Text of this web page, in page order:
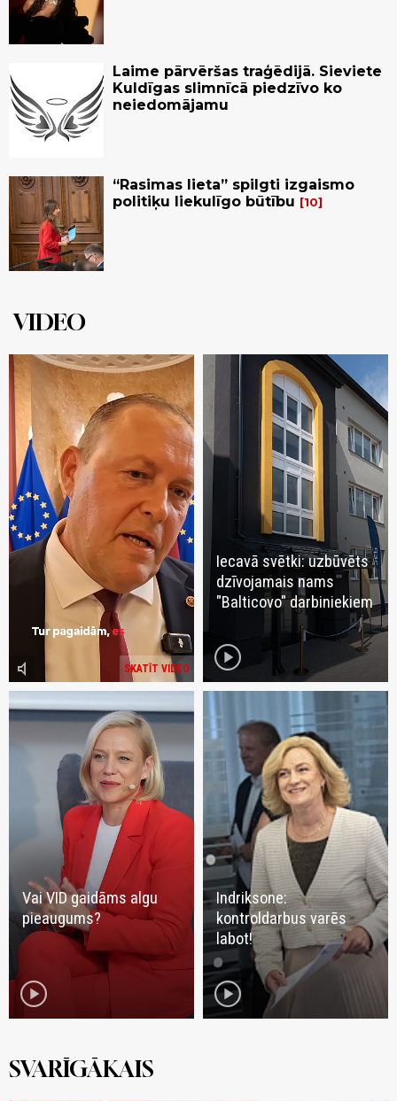
Laime pārvēršas traģēdijā. Sieviete
Kuldīgas slimnīcā piedzīvo ko
neiedomājamu
“Rasimas lieta” spilgti izgaismo
politiķu liekulīgo būtību
10
VIDEO
SKATĪT VIDEO
volume_mute
Iecavā svētki: uzbūvēts
dzīvojamais nams
"Balticovo" darbiniekiem
play_circle
Vai VID gaidāms algu
pieaugums?
play_circle
Indriksone:
kontroldarbus varēs
labot!
play_circle
SVARĪGĀKAIS